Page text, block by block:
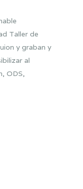
Taller de
y graban y
al
ODS,